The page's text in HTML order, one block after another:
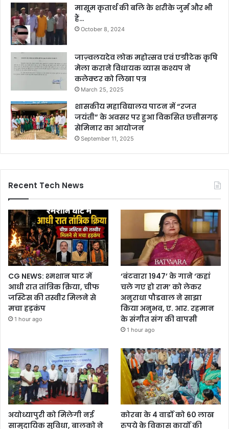
मासूम कृतार्थ की बलि के शरीके जुर्म और भी
हैं…
October 8, 2024
जाज़्वलयदेव लोक महोत्सव एवं एग्रीटेक कृषि
मेला कराने विधायक व्यास कश्यप ने
कलेक्टर को लिखा पत्र
March 25, 2025
शासकीय महाविद्यालय पाटन में “रजत
जयंती” के अवसर पर हुआ विकसित छत्तीसगढ़
सेमिनार का आयोजन
September 11, 2025
Recent Tech News
CG NEWS: श्मशान घाट में
आधी रात तांत्रिक क्रिया, चीफ
जस्टिस की तस्वीर मिलने से
मचा हड़कंप
1 hour ago
‘बंटवारा 1947’ के गाने ‘कहां
चले गए हो राम’ को लेकर
अनुराधा पौडवाल ने साझा
किया अनुभव, ए. आर. रहमान
के संगीत संग की वापसी
1 hour ago
अयोध्यापुरी को मिलेगी नई
सामुदायिक सुविधा, बालको ने
कोरबा के 4 वार्डों को 60 लाख
रुपये के विकास कार्यों की